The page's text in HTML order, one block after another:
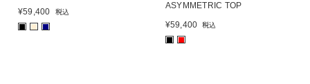
¥59,400 税込
■ ■ ■
ASYMMETRIC TOP
¥59,400 税込
■ ■